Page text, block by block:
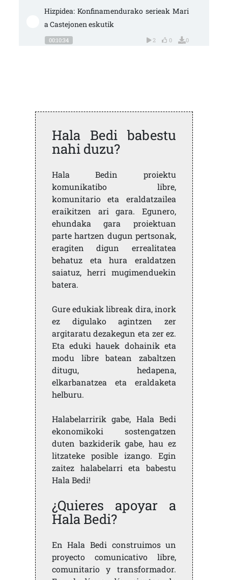
Hizpidea: Konfinamendurako serieak Mari
a Castejonen eskutik
00:10:34 2 0 0
Hala Bedi babestu
nahi duzu?
Hala Bedin proiektu
komunikatibo libre,
komunitario eta eraldatzailea
eraikitzen ari gara. Egunero,
ehundaka gara proiektuan
parte hartzen dugun pertsonak,
eragiten digun errealitatea
behatuz eta hura eraldatzen
saiatuz, herri mugimenduekin
batera.
Gure edukiak libreak dira, inork
ez digulako agintzen zer
argitaratu dezakegun eta zer ez.
Eta eduki hauek dohainik eta
modu libre batean zabaltzen
ditugu, hedapena,
elkarbanatzea eta eraldaketa
helburu.
Halabelarririk gabe, Hala Bedi
ekonomikoki sostengatzen
duten bazkiderik gabe, hau ez
litzateke posible izango. Egin
zaitez halabelarri eta babestu
Hala Bedi!
¿Quieres apoyar a
Hala Bedi?
En Hala Bedi construimos un
proyecto comunicativo libre,
comunitario y transformador.